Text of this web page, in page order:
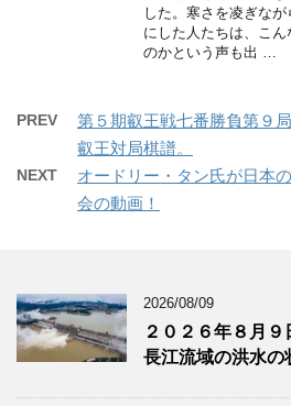
した。寒さを凌ぎな
にした人たちは、こ
のかという声も出 …
PREV
第５期叡王戦七番勝負第９
叡王対局棋譜。
NEXT
オードリー・タン氏が日本
会の動画！
2026/08/09
２０２６年８月
長江流域の洪水の